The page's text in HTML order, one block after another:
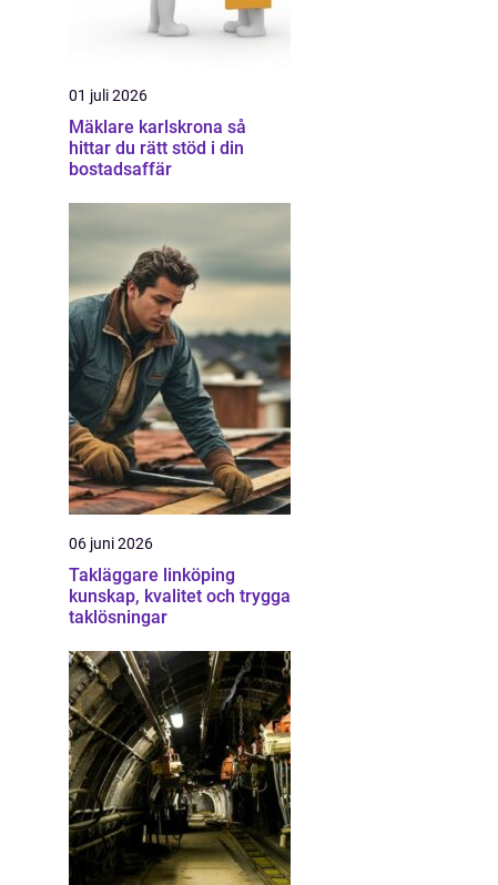
01 juli 2026
Mäklare karlskrona så
hittar du rätt stöd i din
bostadsaffär
06 juni 2026
Takläggare linköping
kunskap, kvalitet och trygga
taklösningar